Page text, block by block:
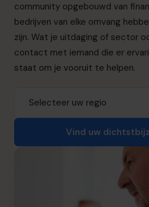
03 808 8767
info.be@cfocentre.com
community opgebouwd van
bedrijven van elke omvang
zijn. Wat je uitdaging of sector
contact met iemand die er
staat om je vooruit te helpen.
Vind uw